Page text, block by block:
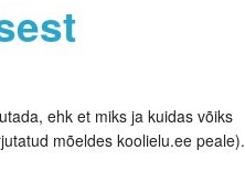
ehk et miks ja kuidas võiks
mõeldes koolielu.ee peale).